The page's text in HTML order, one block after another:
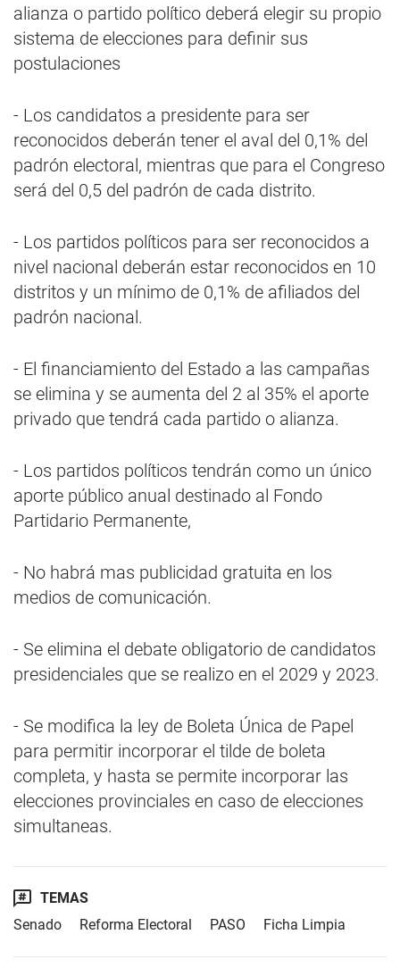
alianza o partido político deberá elegir su propio
sistema de elecciones para definir sus
postulaciones
- Los candidatos a presidente para ser
reconocidos deberán tener el aval del 0,1% del
padrón electoral, mientras que para el Congreso
será del 0,5 del padrón de cada distrito.
- Los partidos políticos para ser reconocidos a
nivel nacional deberán estar reconocidos en 10
distritos y un mínimo de 0,1% de afiliados del
padrón nacional.
- El financiamiento del Estado a las campañas
se elimina y se aumenta del 2 al 35% el aporte
privado que tendrá cada partido o alianza.
- Los partidos políticos tendrán como un único
aporte público anual destinado al Fondo
Partidario Permanente,
- No habrá mas publicidad gratuita en los
medios de comunicación.
- Se elimina el debate obligatorio de candidatos
presidenciales que se realizo en el 2029 y 2023.
- Se modifica la ley de Boleta Única de Papel
para permitir incorporar el tilde de boleta
completa, y hasta se permite incorporar las
elecciones provinciales en caso de elecciones
simultaneas.
TEMAS
Senado
Reforma Electoral PASO Ficha Limpia